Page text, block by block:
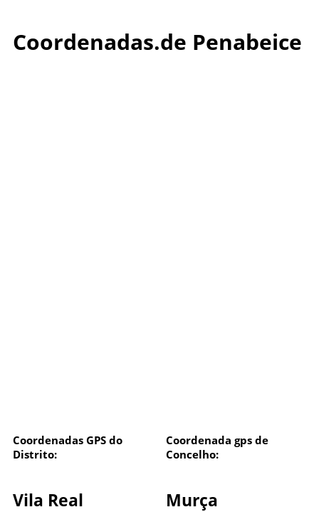
Coordenadas.de Penabeice
Coordenadas GPS do
Distrito:
Coordenada gps de
Concelho:
Vila Real Murça